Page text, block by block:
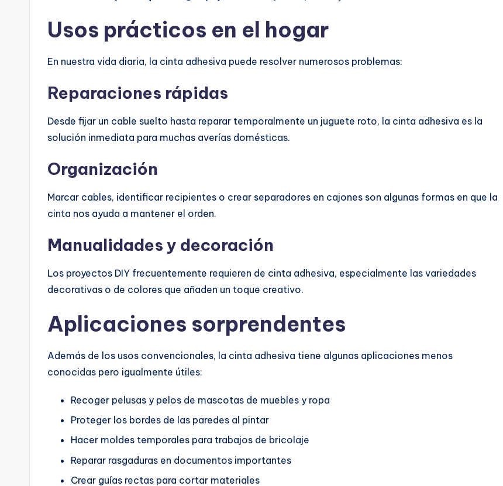
Usos prácticos en el hogar
En nuestra vida diaria, la cinta adhesiva puede resolver numerosos problemas:
Reparaciones rápidas
Desde fijar un cable suelto hasta reparar temporalmente un juguete roto, la cinta adhesiva es la
solución inmediata para muchas averías domésticas.
Organización
Marcar cables, identificar recipientes o crear separadores en cajones son algunas formas en que la
cinta nos ayuda a mantener el orden.
Manualidades y decoración
Los proyectos DIY frecuentemente requieren de cinta adhesiva, especialmente las variedades
decorativas o de colores que añaden un toque creativo.
Aplicaciones sorprendentes
Además de los usos convencionales, la cinta adhesiva tiene algunas aplicaciones menos
conocidas pero igualmente útiles:
Recoger pelusas y pelos de mascotas de muebles y ropa
Proteger los bordes de las paredes al pintar
Hacer moldes temporales para trabajos de bricolaje
Reparar rasgaduras en documentos importantes
Crear guías rectas para cortar materiales